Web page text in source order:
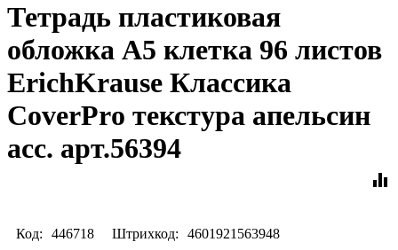
Тетрадь пластиковая
обложка А5 клетка 96 листов
ErichKrause Классика
CoverPrо текстура апельсин
асс. арт.56394
equalizer
Код: 446718 Штрихкод: 4601921563948